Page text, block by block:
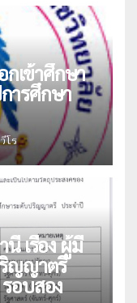
กเข้าศึกษา
ารศึกษา
โร
เรื่อง ผู้มี
ญญาตรี
อบสอง